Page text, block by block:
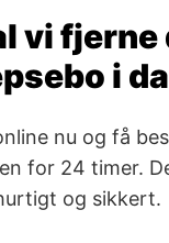
vi fjerne
i
nu og få
for 24 timer.
og sikkert.